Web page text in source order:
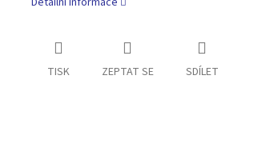
TISK ZEPTAT SE SDÍLET